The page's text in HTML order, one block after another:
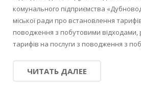
комунального підприємства
міської ради про встановлення
поводження з побутовими відходами,
тарифів на послуги з поводження з
ЧИТАТЬ ДАЛЕЕ